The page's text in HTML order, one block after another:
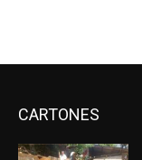
CARTONES